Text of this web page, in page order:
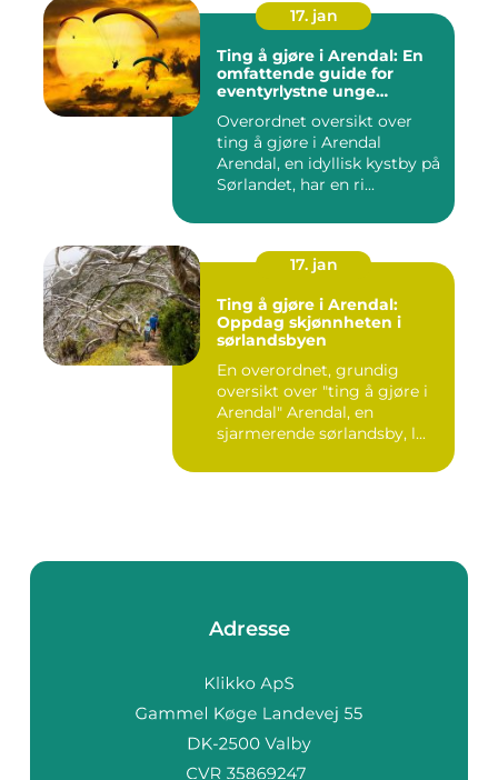
17. jan
Ting å gjøre i Arendal: En
omfattende guide for
eventyrlystne unge
Overordnet oversikt over
ting å gjøre i Arendal
Arendal, en idyllisk kystby på
Sørlandet, har en ri...
17. jan
Ting å gjøre i Arendal:
Oppdag skjønnheten i
sørlandsbyen
En overordnet, grundig
oversikt over "ting å gjøre i
Arendal" Arendal, en
sjarmerende sørlandsby, l...
Adresse